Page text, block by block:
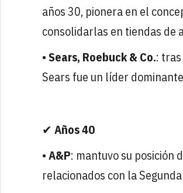
años 30, pionera en el
consolidarlas en tiendas de
•Sears, Roebuck & Co.:
Sears fue un líder
✔ Años 40
•A&P: mantuvo su posición
relacionados con la